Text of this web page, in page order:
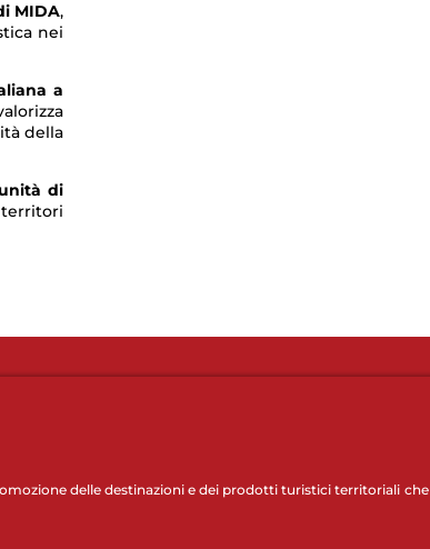
MIDA,
nei
a
della
di
delle destinazioni e dei prodotti turistici territoriali che